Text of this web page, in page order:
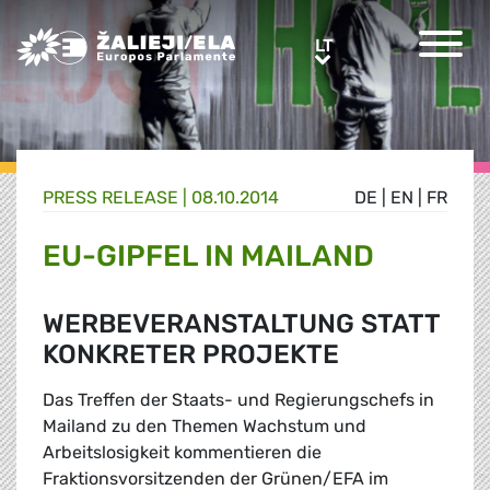
Greens/EFA Home LTLT
DE EN FR
PRESS RELEASE | 08.10.2014
EU-GIPFEL IN MAILAND
WERBEVERANSTALTUNG STATT
KONKRETER PROJEKTE
Das Treffen der Staats- und Regierungschefs in
Mailand zu den Themen Wachstum und
Arbeitslosigkeit kommentieren die
Fraktionsvorsitzenden der Grünen/EFA im